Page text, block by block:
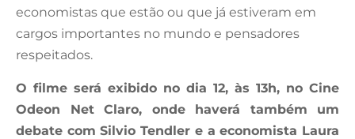
economistas que estão ou que já estiveram em
cargos importantes no mundo e pensadores
respeitados.
O filme será exibido no dia 12, às 13h, no Cine
Odeon Net Claro, onde haverá também um
debate com Silvio Tendler e a economista Laura